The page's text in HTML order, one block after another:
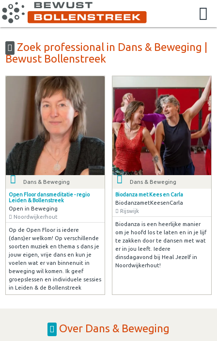
Zoek professional in Dans & Beweging |
Bewust Bollenstreek
Dans & Beweging
Open Floor dansmeditatie - regio
Leiden & Bollenstreek
Open in Beweging
Noordwijkerhout
Op de Open Floor is iedere
(dans)er welkom! Op verschillende
soorten muziek en thema s dans je
jouw eigen, vrije dans en kun je
voelen wat er van binnenuit in
beweging wil komen. Ik geef
groepslessen en individuele sessies
in Leiden & de Bollenstreek
Dans & Beweging
Biodanza met Kees en Carla
BiodanzametKeesenCarla
Rijswijk
Biodanza is een heerlijke manier
om je hoofd los te laten en in je lijf
te zakken door te dansen met wat
er in jou leeft. Iedere
dinsdagavond bij Heal Jezelf in
Noordwijkerhout!
Over Dans & Beweging